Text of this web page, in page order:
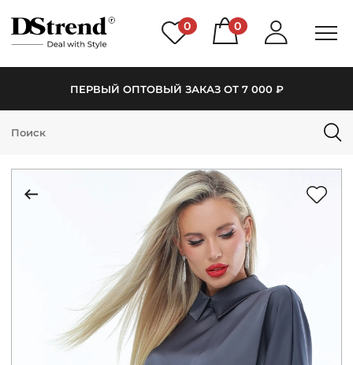
0 0
ПЕРВЫЙ ОПТОВЫЙ ЗАКАЗ ОТ 7 000 ₽
КАТАЛОГ
НОВИНКИ
РАСПРОДАЖА
АКЦИИ